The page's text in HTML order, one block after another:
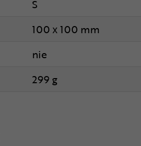
S
100 x 100 mm
nie
299 g